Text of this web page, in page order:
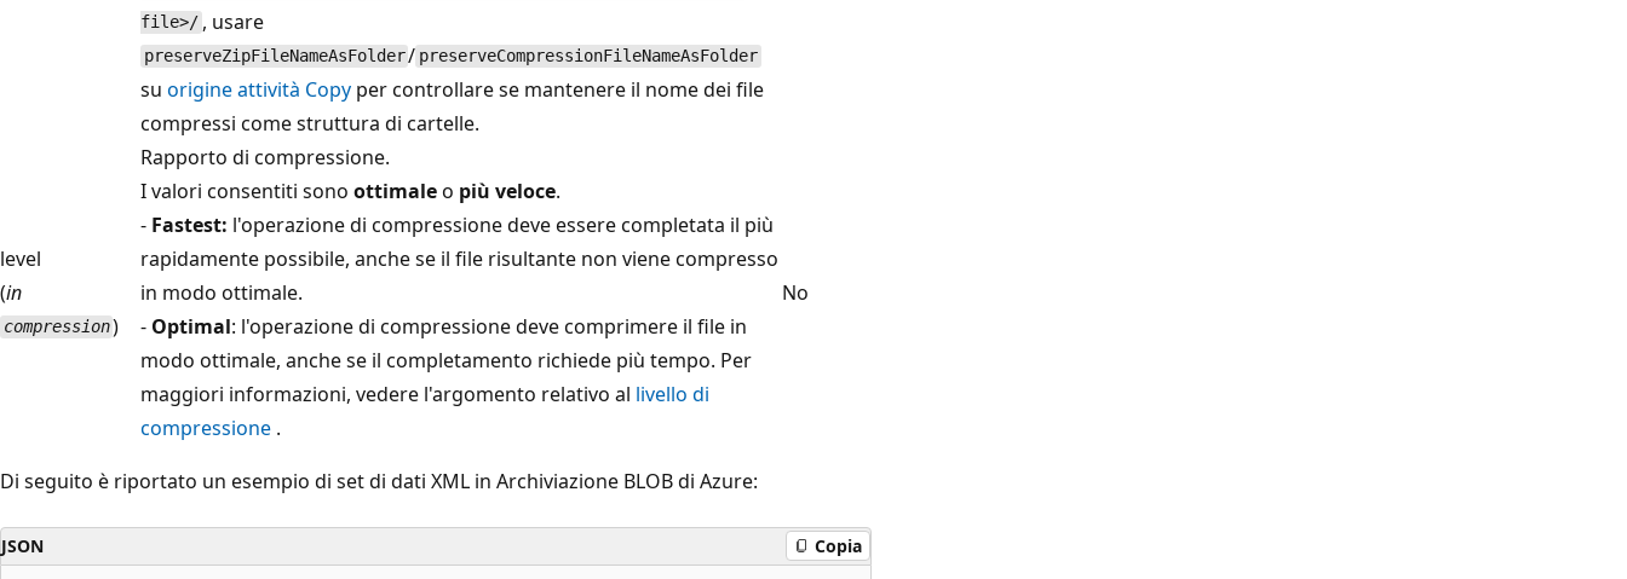
file>/ , usare
preserveZipFileNameAsFolder/ preserveCompressionFileNameAsFolder
su origine attività Copy per controllare se mantenere il nome dei file
compressi come struttura di cartelle.
level
(in
compression)
Rapporto di compressione.
I valori consentiti sono ottimaleo più veloce.
- Fastest: l'operazione di compressione deve essere completata il più
rapidamente possibile, anche se il file risultante non viene compresso
in modo ottimale.
- Optimal: l'operazione di compressione deve comprimere il file in
modo ottimale, anche se il completamento richiede più tempo. Per
maggiori informazioni, vedere l'argomento relativo al livello di
compressione .
No
Di seguito è riportato un esempio di set di dati XML in Archiviazione BLOB di Azure:
JSON Copia